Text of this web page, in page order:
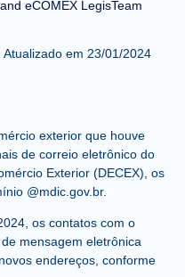
eCOMEX LegisTeam
Atualizado em 23/01/2024
exterior ​que houve
de correio eletrônico do
Exterior (DECEX), os
@mdic.gov.br.
, os contatos com o
mensagem eletrônica
endereços, conforme